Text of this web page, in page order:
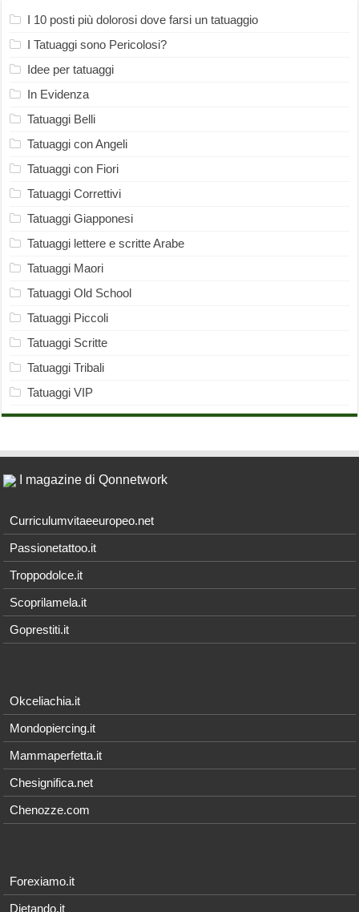
I 10 posti più dolorosi dove farsi un tatuaggio
I Tatuaggi sono Pericolosi?
Idee per tatuaggi
In Evidenza
Tatuaggi Belli
Tatuaggi con Angeli
Tatuaggi con Fiori
Tatuaggi Correttivi
Tatuaggi Giapponesi
Tatuaggi lettere e scritte Arabe
Tatuaggi Maori
Tatuaggi Old School
Tatuaggi Piccoli
Tatuaggi Scritte
Tatuaggi Tribali
Tatuaggi VIP
I magazine di Qonnetwork
Curriculumvitaeeuropeo.net
Passionetattoo.it
Troppodolce.it
Scoprilamela.it
Goprestiti.it
Okceliachia.it
Mondopiercing.it
Mammaperfetta.it
Chesignifica.net
Chenozze.com
Forexiamo.it
Dietando.it